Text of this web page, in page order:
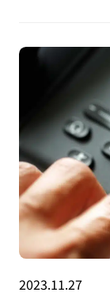
2023.11.27